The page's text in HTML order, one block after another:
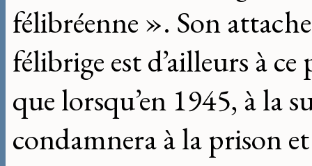
félibréenne ». Son
félibrige est d’ailleurs à
que lorsqu’en 1945, à la
condamnera à la prison et